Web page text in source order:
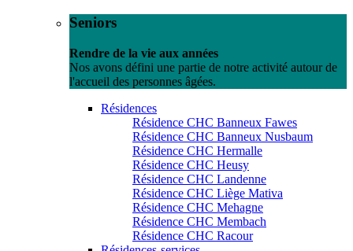
Seniors
Rendre de la vie aux années
Nos avons défini une partie de notre activité autour de
l'accueil des personnes âgées.
Résidences
Résidence CHC Banneux Fawes
Résidence CHC Banneux Nusbaum
Résidence CHC Hermalle
Résidence CHC Heusy
Résidence CHC Landenne
Résidence CHC Liège Mativa
Résidence CHC Mehagne
Résidence CHC Membach
Résidence CHC Racour